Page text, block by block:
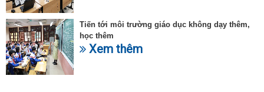
Tiến tới môi trường giáo dục không dạy thêm,
học thêm
Xem thêm